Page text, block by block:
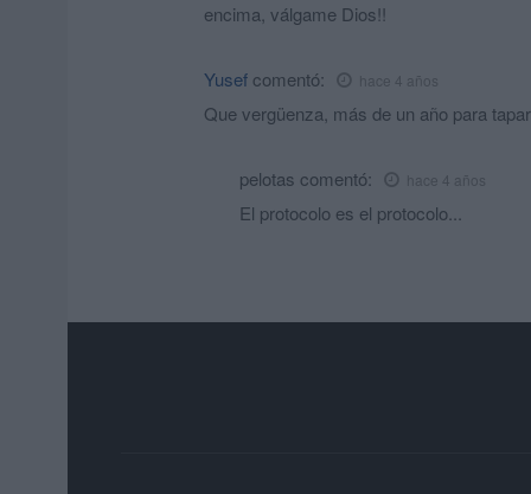
encima, válgame Dios!!
Yusef comentó: hace 4 años
Que vergüenza, más de un año para
pelotas comentó: hace 4 años
El protocolo es el protocolo...